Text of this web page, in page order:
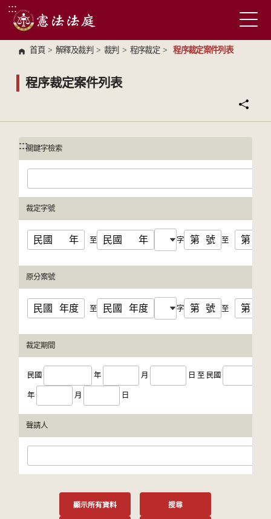
跳到主要內容區塊
:::
首頁 > 解釋及裁判 > 裁判 > 程序裁定 > 程序裁定案件列表
程序裁定案件列表
:::
:::關鍵字檢索
裁定字號
民國 年 至 民國 年 字 第 號 至 第
原分案號
民國 年度 至 民國 年度 字 第 號 至 第
裁定期間
民國 年 月 日 至 民國
年 月 日
聲請人
顯示所有資料 搜尋